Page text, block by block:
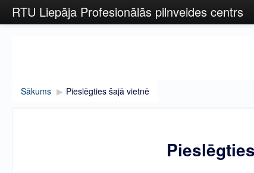
RTU Liepāja Profesionālās pilnveides centrs
Sākums ▶︎ Pieslēgties šajā vietnē
Pieslēgties